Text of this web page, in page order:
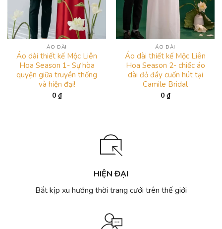
ÁO DÀI
Áo dài thiết kế Mộc Liên
Hoa Season 1- Sự hòa
quyện giữa truyền thống
và hiện đại!
0 ₫
ÁO DÀI
Áo dài thiết kế Mộc Liên
Hoa Season 2- chiếc áo
dài đỏ đầy cuốn hút tại
Camile Bridal
0 ₫
HIỆN ĐẠI
Bắt kịp xu hướng thời trang cưới trên thế giới